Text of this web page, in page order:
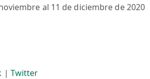
al 11 de diciembre de 2020
| Twitter